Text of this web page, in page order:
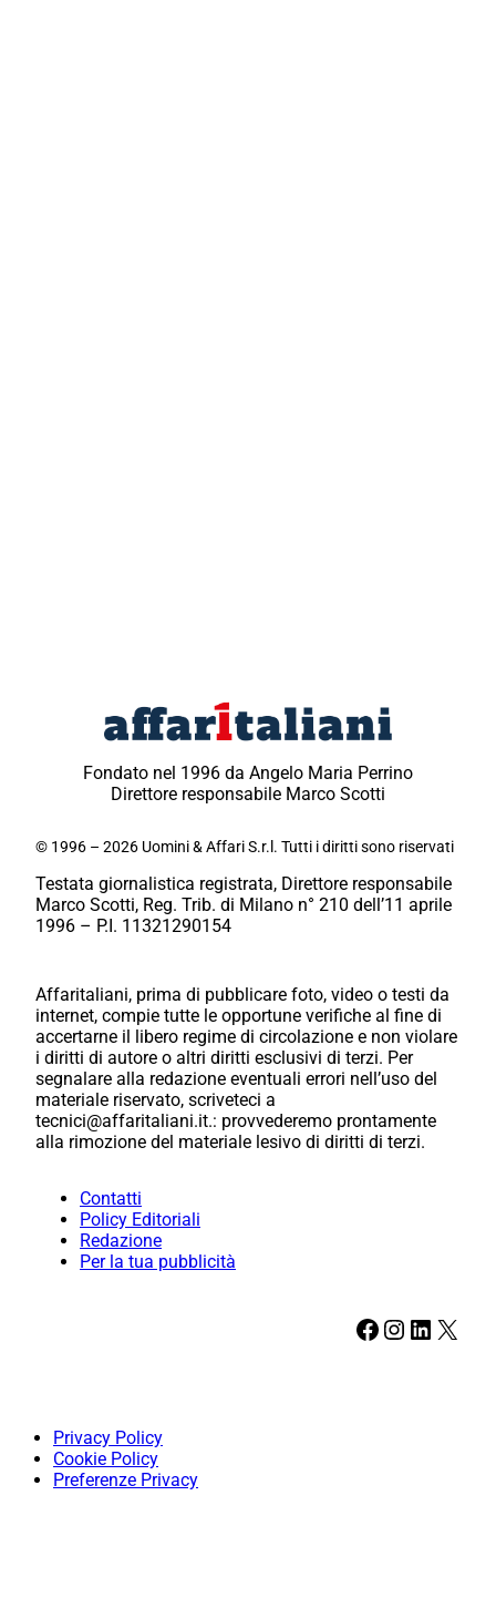
Fondato nel 1996 da Angelo Maria Perrino
Direttore responsabile Marco Scotti
© 1996 – 2026 Uomini & Affari S.r.l. Tutti i diritti sono riservati
Testata giornalistica registrata, Direttore responsabile
Marco Scotti, Reg. Trib. di Milano n° 210 dell’11 aprile
1996 – P.I. 11321290154
Affaritaliani, prima di pubblicare foto, video o testi da
internet, compie tutte le opportune verifiche al fine di
accertarne il libero regime di circolazione e non violare
i diritti di autore o altri diritti esclusivi di terzi. Per
segnalare alla redazione eventuali errori nell’uso del
materiale riservato, scriveteci a
tecnici@affaritaliani.it.: provvederemo prontamente
alla rimozione del materiale lesivo di diritti di terzi.
Contatti
Policy Editoriali
Redazione
Per la tua pubblicità
Facebook Instagram LinkedIn X
Privacy Policy
Cookie Policy
Preferenze Privacy